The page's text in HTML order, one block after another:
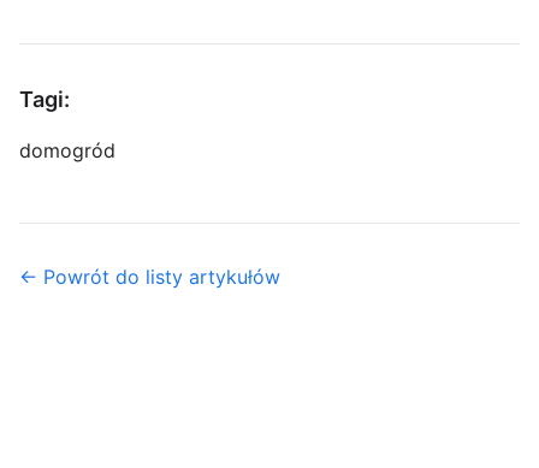
Tagi:
domogród
← Powrót do listy artykułów